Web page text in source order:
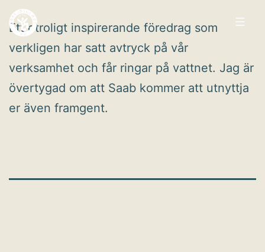
Fortsæt
til
indhold
Arbejdsglæde
nu
Ett otroligt inspirerande föredrag som
verkligen har satt avtryck på vår
verksamhet och får ringar på vattnet. Jag är
övertygad om att Saab kommer att utnyttja
er även framgent.